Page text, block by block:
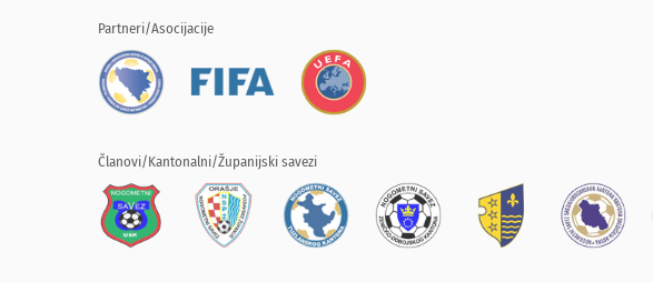
Partneri/Asocijacije
Članovi/Kantonalni/Županijski savezi